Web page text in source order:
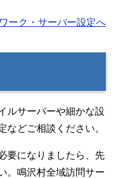
ワーク・サーバー設定へ
ルサーバーや細かな設
などご相談ください。
要になりましたら、先
。鳴沢村全域訪問サー